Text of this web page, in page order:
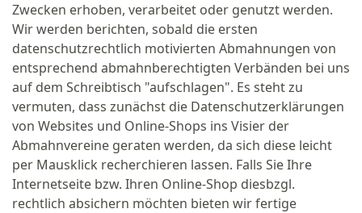
Zwecken erhoben, verarbeitet oder genutzt werden.
Wir werden berichten, sobald die ersten
datenschutzrechtlich motivierten Abmahnungen von
entsprechend abmahnberechtigten Verbänden bei uns
auf dem Schreibtisch "aufschlagen". Es steht zu
vermuten, dass zunächst die Datenschutzerklärungen
von Websites und Online-Shops ins Visier der
Abmahnvereine geraten werden, da sich diese leicht
per Mausklick recherchieren lassen. Falls Sie Ihre
Internetseite bzw. Ihren Online-Shop diesbzgl.
rechtlich absichern möchten bieten wir fertige